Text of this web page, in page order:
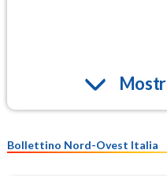
Bollettino Nord-Ovest Italia